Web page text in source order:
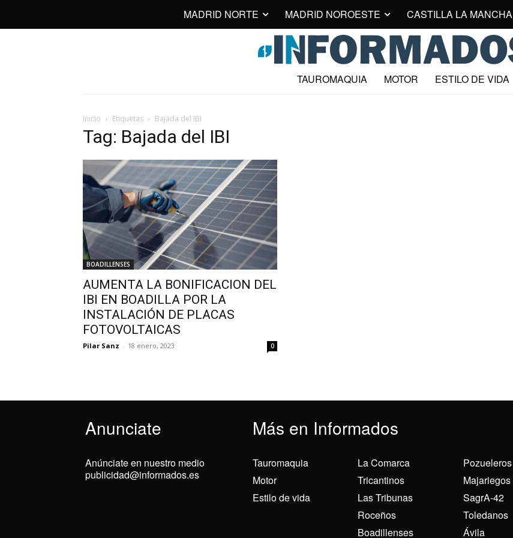
MADRID NORTE MADRID NOROESTE CASTILLA LA MANCHA
TAUROMAQUIA MOTOR ESTILO DE VIDA
Inicio Etiquetas Bajada del IBI
Tag: Bajada del IBI
BOADILLENSES
AUMENTA LA BONIFICACION DEL
IBI EN BOADILLA POR LA
INSTALACIÓN DE PLACAS
FOTOVOLTAICAS
Pilar Sanz - 18 enero, 2023 0
Anunciate Más en Informados
Anúnciate en nuestro medio
publicidad@informados.es
Tauromaquia
Motor
Estilo de vida
La Comarca
Tricantinos
Las Tribunas
Roceños
Boadillenses
Pozueleros
Majariegos
SagrA-42
Toledanos
Ávila